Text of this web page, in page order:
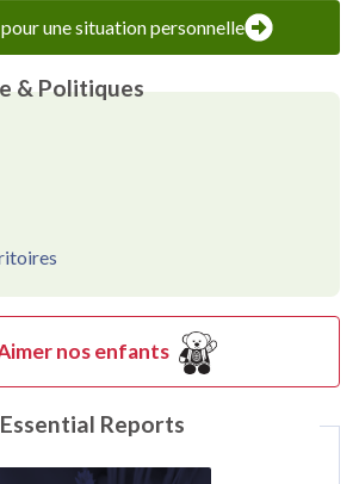
une situation personnelle
& Politiques
nos enfants
Essential Reports